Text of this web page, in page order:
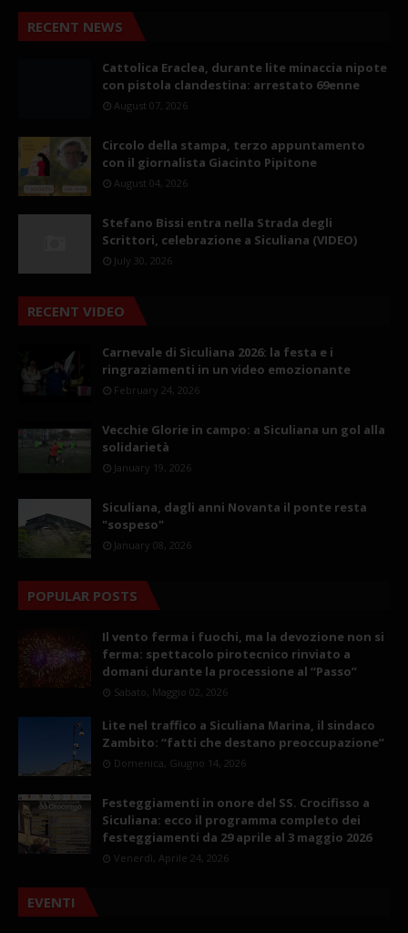
RECENT NEWS
Cattolica Eraclea, durante lite minaccia nipote
con pistola clandestina: arrestato 69enne
August 07, 2026
Circolo della stampa, terzo appuntamento
con il giornalista Giacinto Pipitone
August 04, 2026
Stefano Bissi entra nella Strada degli
Scrittori, celebrazione a Siculiana (VIDEO)
July 30, 2026
RECENT VIDEO
Carnevale di Siculiana 2026: la festa e i
ringraziamenti in un video emozionante
February 24, 2026
Vecchie Glorie in campo: a Siculiana un gol alla
solidarietà
January 19, 2026
Siculiana, dagli anni Novanta il ponte resta
"sospeso"
January 08, 2026
POPULAR POSTS
Il vento ferma i fuochi, ma la devozione non si
ferma: spettacolo pirotecnico rinviato a
domani durante la processione al “Passo”
Sabato, Maggio 02, 2026
Lite nel traffico a Siculiana Marina, il sindaco
Zambito: “fatti che destano preoccupazione”
Domenica, Giugno 14, 2026
Festeggiamenti in onore del SS. Crocifisso a
Siculiana: ecco il programma completo dei
festeggiamenti da 29 aprile al 3 maggio 2026
Venerdì, Aprile 24, 2026
EVENTI